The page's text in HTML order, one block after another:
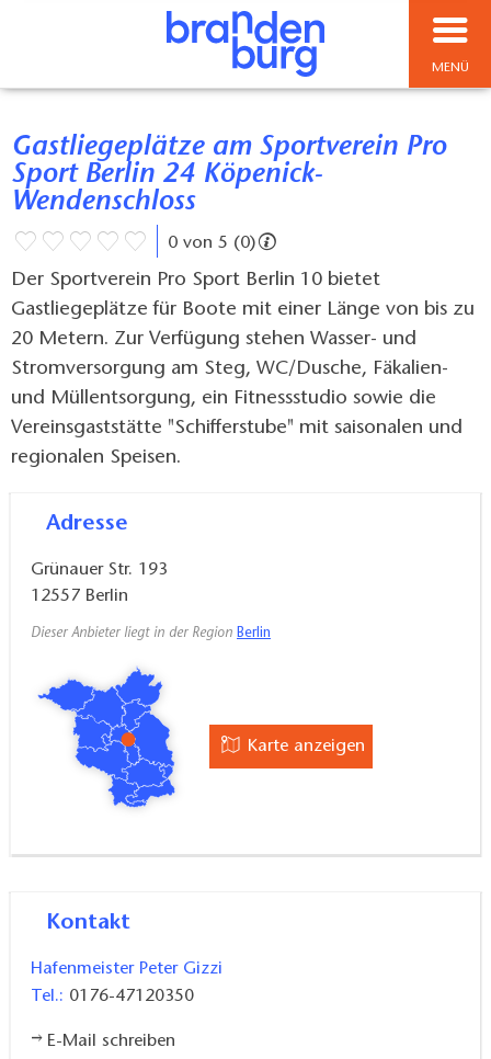
MENÜ
Gastliegeplätze am Sportverein Pro
Sport Berlin 24 Köpenick-
Wendenschloss
0 von 5 (0)
Der Sportverein Pro Sport Berlin 10 bietet
Gastliegeplätze für Boote mit einer Länge von bis zu
20 Metern. Zur Verfügung stehen Wasser- und
Stromversorgung am Steg, WC/Dusche, Fäkalien-
und Müllentsorgung, ein Fitnessstudio sowie die
Vereinsgaststätte "Schifferstube" mit saisonalen und
regionalen Speisen.
Adresse
Grünauer Str. 193
12557 Berlin
Dieser Anbieter liegt in der Region Berlin
Karte anzeigen
Kontakt
Hafenmeister Peter Gizzi
Tel.: 0176-47120350
E-Mail schreiben